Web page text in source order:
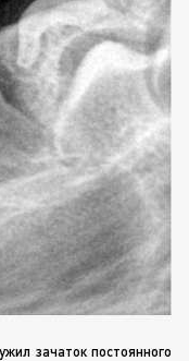
зачаток постоянного